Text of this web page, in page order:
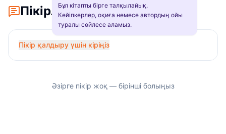
Бұл кітапты бірге талқылайық.
Кейіпкерлер, оқиға немесе автордың ойы
туралы сөйлесе аламыз.
Пікірлер
Пікір қалдыру үшін кіріңіз
Әзірге пікір жоқ — бірінші болыңыз